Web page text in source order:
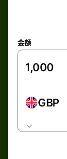
金额
GBP